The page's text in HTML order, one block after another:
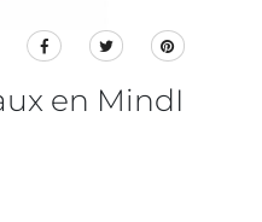
en MindI